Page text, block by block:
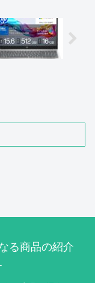
る商品の紹介